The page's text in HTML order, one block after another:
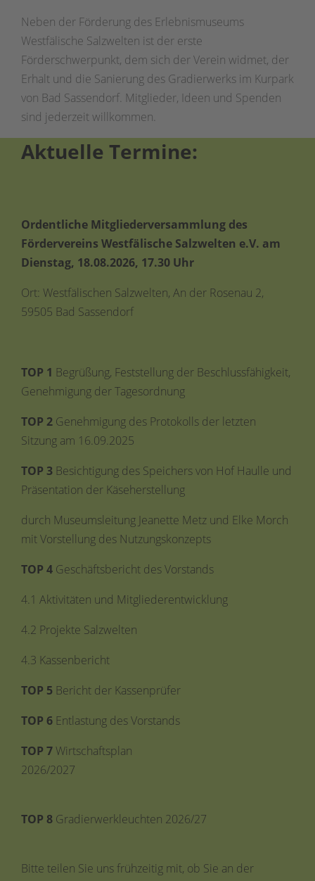
Neben der Förderung des Erlebnismuseums
Westfälische Salzwelten ist der erste
Förderschwerpunkt, dem sich der Verein widmet, der
Erhalt und die Sanierung des Gradierwerks im Kurpark
von Bad Sassendorf. Mitglieder, Ideen und Spenden
sind jederzeit willkommen.
Aktuelle Termine:
Ordentliche Mitgliederversammlung des
Fördervereins Westfälische Salzwelten e.V. am
Dienstag, 18.08.2026, 17.30 Uhr
Ort: Westfälischen Salzwelten, An der Rosenau 2,
59505 Bad Sassendorf
TOP 1 Begrüßung, Feststellung der Beschlussfähigkeit,
Genehmigung der Tagesordnung
TOP 2 Genehmigung des Protokolls der letzten
Sitzung am 16.09.2025
TOP 3 Besichtigung des Speichers von Hof Haulle und
Präsentation der Käseherstellung
durch Museumsleitung Jeanette Metz und Elke Morch
mit Vorstellung des Nutzungskonzepts
TOP 4 Geschäftsbericht des Vorstands
4.1 Aktivitäten und Mitgliederentwicklung
4.2 Projekte Salzwelten
4.3 Kassenbericht
TOP 5 Bericht der Kassenprüfer
TOP 6 Entlastung des Vorstands
TOP 7Wirtschaftsplan
2026/
TOP 8 Gradierwerkleuchten 2026/27
Bitte teilen Sie uns frühzeitig mit, ob Sie an der